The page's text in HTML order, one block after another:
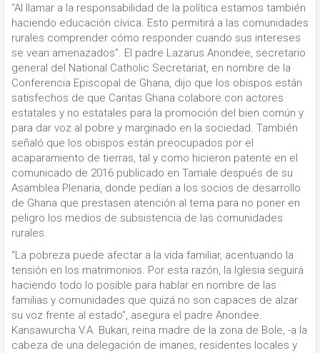
“Al llamar a la responsabilidad de la política estamos también
haciendo educación cívica. Esto permitirá a las comunidades
rurales comprender cómo responder cuando sus intereses
se vean amenazados”. El padre Lazarus Anondee, secretario
general del National Catholic Secretariat, en nombre de la
Conferencia Episcopal de Ghana, dijo que los obispos están
satisfechos de que Caritas Ghana colabore con actores
estatales y no estatales para la promoción del bien común y
para dar voz al pobre y marginado en la sociedad. También
señaló que los obispos están preocupados por el
acaparamiento de tierras, tal y como hicieron patente en el
comunicado de 2016 publicado en Tamale después de su
Asamblea Plenaria, donde pedían a los socios de desarrollo
de Ghana que prestasen atención al tema para no poner en
peligro los medios de subsistencia de las comunidades
rurales.
“La pobreza puede afectar a la vida familiar, acentuando la
tensión en los matrimonios. Por esta razón, la Iglesia seguirá
haciendo todo lo posible para hablar en nombre de las
familias y comunidades que quizá no son capaces de alzar
su voz frente al estado”, asegura el padre Anondee.
Kansawurcha V.A. Bukari, reina madre de la zona de Bole, -a la
cabeza de una delegación de imanes, residentes locales y